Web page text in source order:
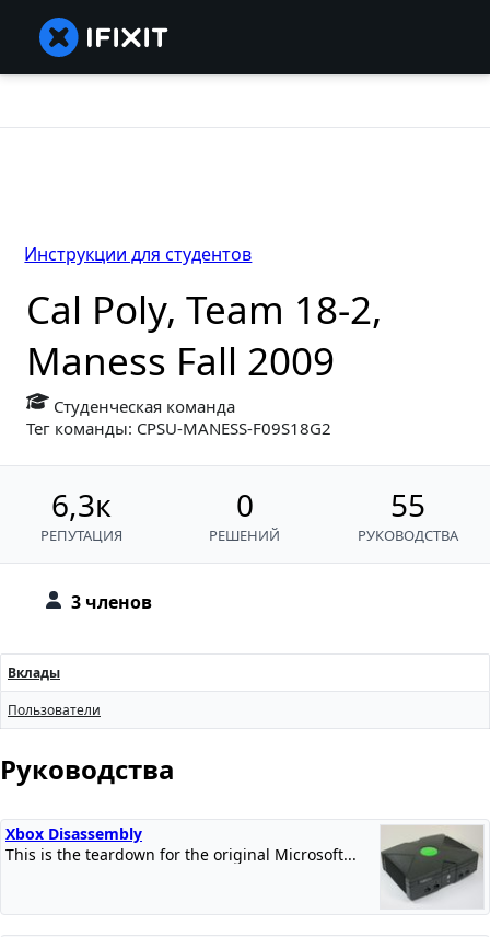
3 членов
Cal Poly, Team 18-2,
Maness Fall 2009
Студенческая команда
Тег команды: CPSU-MANESS-F09S18G2
6,3к
РЕПУТАЦИЯ
0
РЕШЕНИЙ
55
РУКОВОДСТВА
Инструкции для студентов
Вклады
Пользователи
Руководства
Xbox Disassembly
This is the teardown for the original Microsoft...